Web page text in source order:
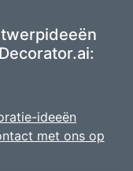
ideeën
met ons op